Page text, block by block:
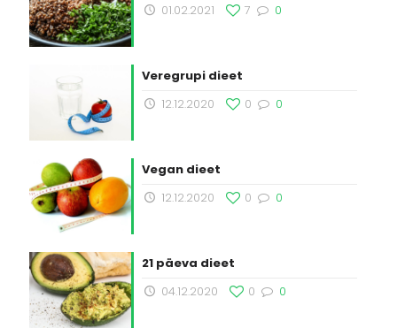
01.02.2021
0
7
Veregrupi dieet
12.12.2020
0
0
Vegan dieet
12.12.2020
0
0
21 päeva dieet
04.12.2020
0
0